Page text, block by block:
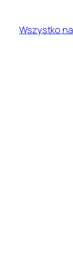
treściWszystko